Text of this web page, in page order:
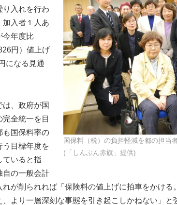
国保料（税）の負担軽減を都の担当
(「しんぶん赤旗」提供)
り入れを行わ
加入者１人あ
今年度比
円）値上げ
になる見通
、政府が国
全統一を目
も国保料率の
う目標年度を
ていると指
自の一般会計
れが削られれば「保険料の値上げに拍車をかけ
、より一層深刻な事態を引き起こしかねない」